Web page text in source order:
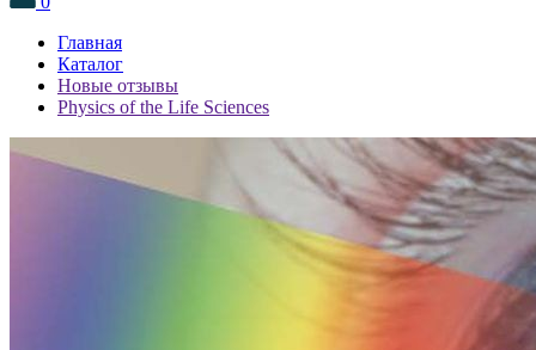
Главная
Каталог
Новые отзывы
Physics of the Life Sciences